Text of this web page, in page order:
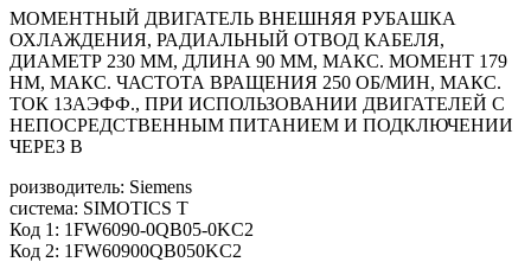
МОМЕНТНЫЙ ДВИГАТЕЛЬ ВНЕШНЯЯ РУБАШКА
ОХЛАЖДЕНИЯ, РАДИАЛЬНЫЙ ОТВОД КАБЕЛЯ,
ДИАМЕТР 230 ММ, ДЛИНА 90 ММ, МАКС. МОМЕНТ 179
HM, МАКС. ЧАСТОТА ВРАЩЕНИЯ 250 ОБ/MИН, МАКС.
ТОК 13АЭФФ., ПРИ ИСПОЛЬЗОВАНИИ ДВИГАТЕЛЕЙ С
НЕПОСРЕДСТВЕННЫМ ПИТАНИЕМ И ПОДКЛЮЧЕНИИ
ЧЕРЕЗ В
роизводитель: Siemens
система: SIMOTICS T
Код 1: 1FW6090-0QB05-0KC2
Код 2: 1FW60900QB050KC2